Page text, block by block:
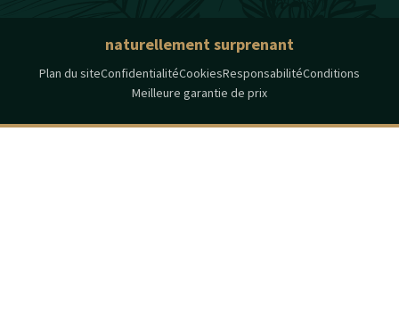
naturellement surprenant
Plan du siteConfidentialitéCookiesResponsabilitéConditions
Meilleure garantie de prix